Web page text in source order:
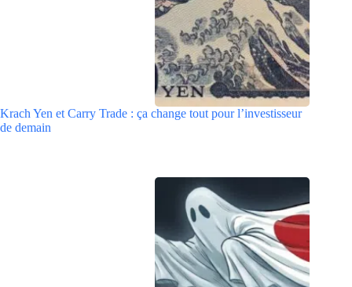
Krach Yen et Carry Trade : ça change tout pour l’investisseur
de demain